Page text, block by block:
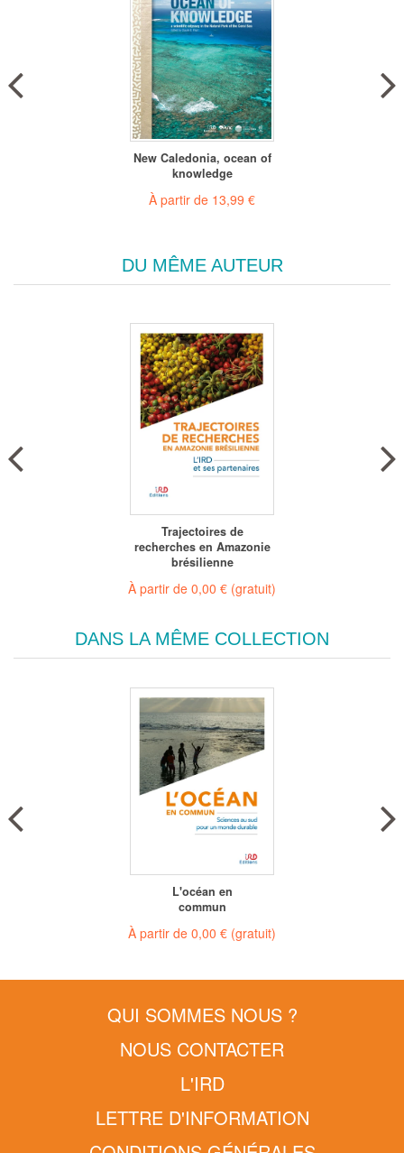
New Caledonia, ocean of
knowledge
À partir de 13,99 €
DU MÊME AUTEUR
Trajectoires de
recherches en Amazonie
brésilienne
À partir de 0,00 € (gratuit)
DANS LA MÊME COLLECTION
L'océan en
commun
À partir de 0,00 € (gratuit)
QUI SOMMES NOUS ?
NOUS CONTACTER
L'IRD
LETTRE D'INFORMATION